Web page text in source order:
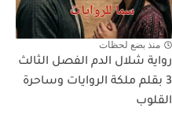
منذ بضع لحظات
رواية شلال الدم الفصل الثالث
3 بقلم ملكة الروايات وساحرة
القلوب